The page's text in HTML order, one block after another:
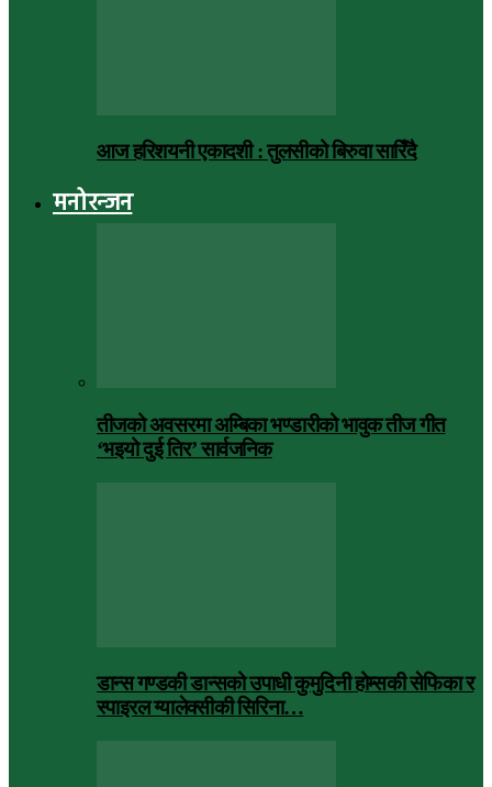
आज हरिशयनी एकादशी : तुलसीको बिरुवा सारिँदै
मनोरन्जन
तीजको अवसरमा अम्बिका भण्डारीको भावुक तीज गीत
‘भइयो दुई तिर’ सार्वजनिक
डान्स गण्डकी डान्सको उपाधी कुमुदिनी होम्सकी सेफिका र
स्पाइरल ग्यालेक्सीकी सिरिना…